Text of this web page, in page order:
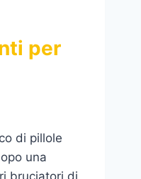
per
di pillole
una